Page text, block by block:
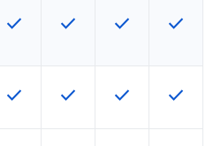
SKU có hỗ trợ tính năng này
check SKU có hỗ trợ tính năng
check SKU có hỗ trợ
check SKU có
check
SKU có hỗ trợ tính năng này
check SKU có hỗ trợ tính năng
check SKU có hỗ trợ
check SKU có
check